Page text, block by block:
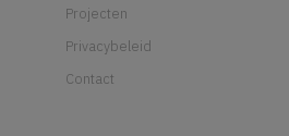
Projecten
Privacybeleid
Contact